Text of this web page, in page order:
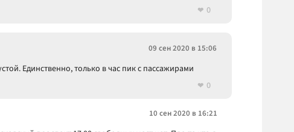
0
09 сен 2020 в 15:06
Единственно, только в час пик с пассажирами
0
10 сен 2020 в 16:21